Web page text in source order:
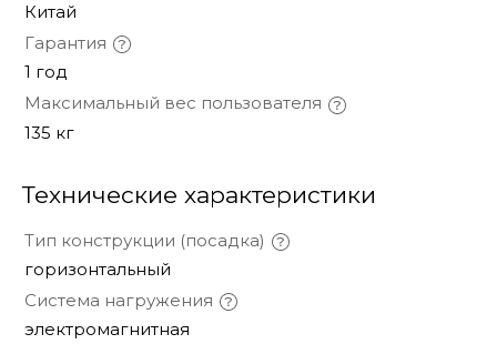
Китай
Гарантия
1 год
Максимальный вес пользователя
135 кг
Технические характеристики
Тип конструкции (посадка)
горизонтальный
Система нагружения
электромагнитная